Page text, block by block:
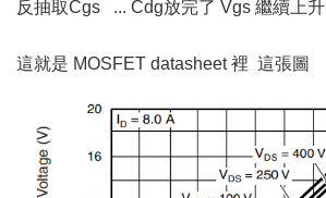
反抽取Cgs ... Cdg放完了 Vgs 繼續上升
這就是 MOSFET datasheet 裡 這張圖